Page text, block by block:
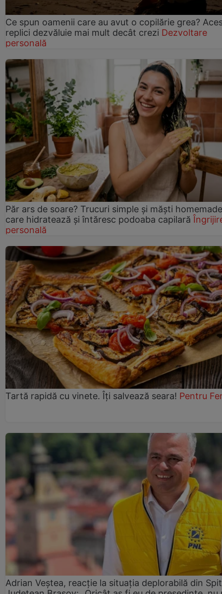
Ce spun oamenii care au avut o copilărie grea?
replici dezvăluie mai mult decât crezi Dezvoltare
personală
Păr ars de soare? Trucuri simple și măști homemade
care hidratează și întăresc podoaba capilară
personală
Tartă rapidă cu vinete. Îți salvează seara! Pentru
Adrian Veștea, reacție la situația deplorabilă din